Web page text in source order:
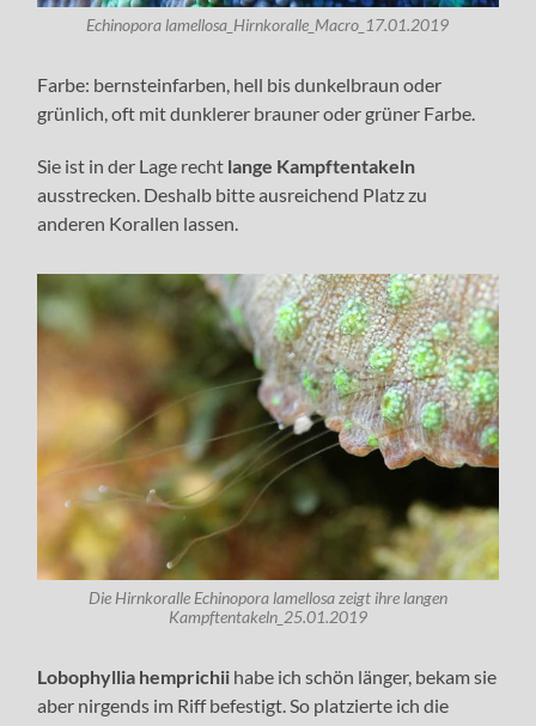
Echinopora lamellosa_Hirnkoralle_Macro_17.01.2019
Farbe: bernsteinfarben, hell bis dunkelbraun oder
grünlich, oft mit dunklerer brauner oder grüner Farbe.
Sie ist in der Lage recht lange Kampftentakeln
ausstrecken. Deshalb bitte ausreichend Platz zu
anderen Korallen lassen.
Die Hirnkoralle Echinopora lamellosa zeigt ihre langen
Kampftentakeln_25.01.2019
Lobophyllia hemprichii habe ich schön länger, bekam sie
aber nirgends im Riff befestigt. So platzierte ich die